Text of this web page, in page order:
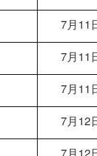
7月11
7月11
7月11
7月12